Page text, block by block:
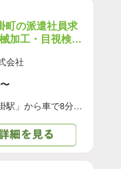
町の派遣社員求
加工・目視検査
会社
井原鉄道「矢掛駅」から車で8分 JR山陽本線「倉敷駅」から車で30分 【交通手段】 車、バイク、自転車通勤可 ★工場駐車場利用可（無料）